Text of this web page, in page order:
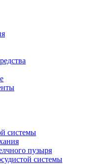
системы
пузыря
системы